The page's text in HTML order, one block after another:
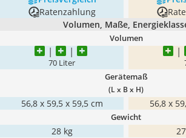
Ratenzahlung
Volumen, Maße,
Volumen
70 Liter
Gerätemaß
(L x B x H)
‎56,8 x 59,5 x 59,5 cm 56,8 x
Gewicht
28 kg